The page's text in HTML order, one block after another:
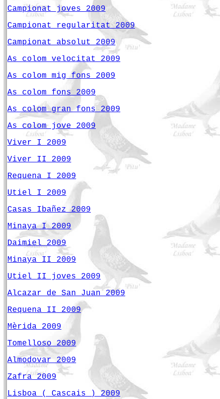
Campionat joves 2009
Campionat regularitat 2009
Campionat absolut 2009
As colom velocitat 2009
As colom mig fons 2009
As colom fons 2009
As colom gran fons 2009
As colom jove 2009
Viver I 2009
Viver II 2009
Requena I 2009
Utiel I 2009
Casas Ibañez 2009
Minaya I 2009
Daimiel 2009
Minaya II 2009
Utiel II joves 2009
Alcazar de San Juan 2009
Requena II 2009
Mèrida 2009
Tomelloso 2009
Almodovar 2009
Zafra 2009
Lisboa ( Cascais ) 2009